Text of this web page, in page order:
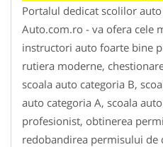
Portalul dedicat scolilor
Auto.com.ro - va ofera cele
instructori auto foarte bine
rutiera moderne,
scoala auto categoria B,
auto categoria A, scoala
profesionist, obtinerea
redobandirea permisului de